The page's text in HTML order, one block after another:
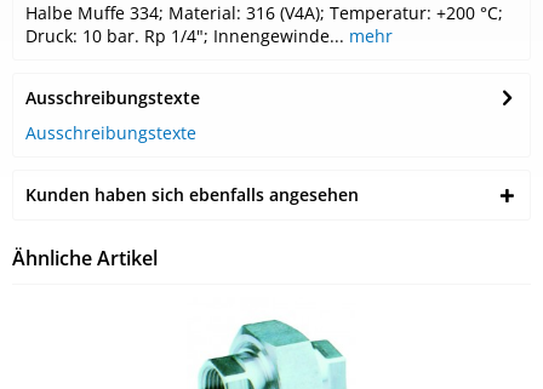
Halbe Muffe 334; Material: 316 (V4A); Temperatur: +200 °C;
Druck: 10 bar. Rp 1/4"; Innengewinde... mehr
Ausschreibungstexte
Ausschreibungstexte
Kunden haben sich ebenfalls angesehen
Ähnliche Artikel